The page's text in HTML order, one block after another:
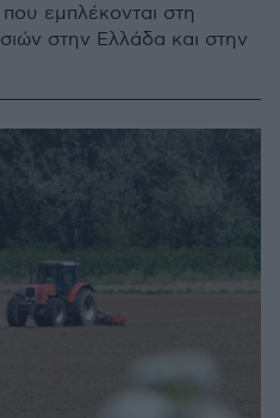
εμπλέκονται στη
στην Ελλάδα και στην